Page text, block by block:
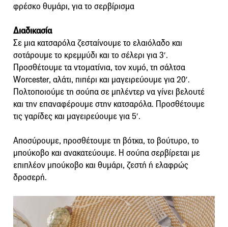
φρέσκο θυμάρι, για το σερβίρισμα
Διαδικασία
Σε μια κατσαρόλα ζεσταίνουμε το ελαιόλαδο και
σοτάρουμε το κρεμμύδι και το σέλερι για 3′.
Προσθέτουμε τα ντοματίνια, τον χυμό, τη σάλτσα
Worcester, αλάτι, πιπέρι και μαγειρεύουμε για 20′.
Πολτοποιούμε τη σούπα σε μπλέντερ να γίνει βελουτέ
και την επαναφέρουμε στην κατσαρόλα. Προσθέτουμε
τις γαρίδες και μαγειρεύουμε για 5′.
Αποσύρουμε, προσθέτουμε τη βότκα, το βούτυρο, το
μπούκοβο και ανακατεύουμε. Η σούπα σερβίρεται με
επιπλέον μπούκοβο και θυμάρι, ζεστή ή ελαφρώς
δροσερή.